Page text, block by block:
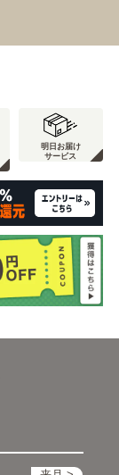
明日お届け
サービス